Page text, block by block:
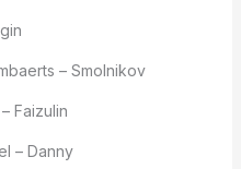
– Smolnikov
Faizulin
– Danny